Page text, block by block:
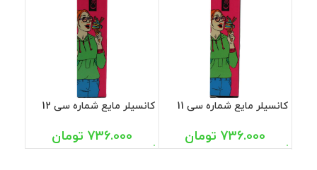
کانسیلر مایع شماره سی 11
736.000 تومان
کانسیلر مایع شماره سی 12
736.000 تومان